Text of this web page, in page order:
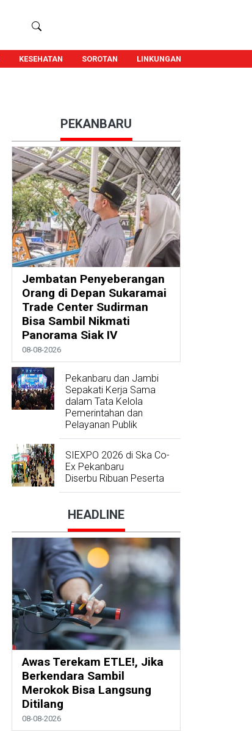
KESEHATAN SOROTAN LINKUNGAN
PEKANBARU
Jembatan Penyeberangan
Orang di Depan Sukaramai
Trade Center Sudirman
Bisa Sambil Nikmati
Panorama Siak IV
08-08-2026
Pekanbaru dan Jambi
Sepakati Kerja Sama
dalam Tata Kelola
Pemerintahan dan
Pelayanan Publik
SIEXPO 2026 di Ska Co-
Ex Pekanbaru
Diserbu Ribuan Peserta
HEADLINE
Awas Terekam ETLE!, Jika
Berkendara Sambil
Merokok Bisa Langsung
Ditilang
08-08-2026